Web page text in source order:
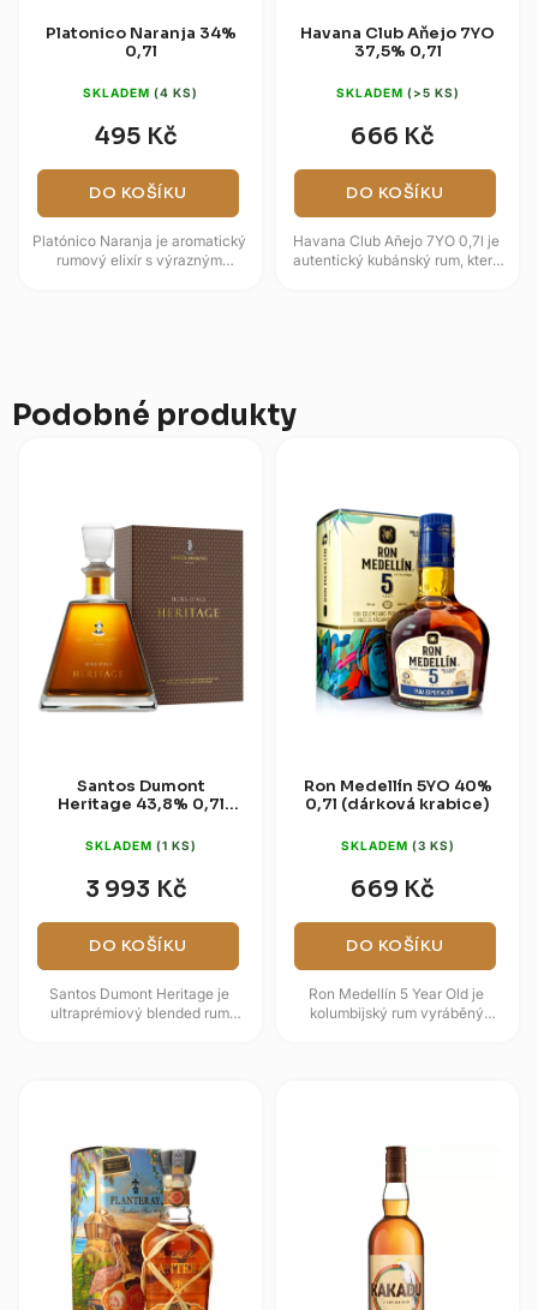
Platonico Naranja 34%
0,7l
SKLADEM (4 KS)
495 Kč
DO KOŠÍKU
Platónico Naranja je aromatický
rumový elixír s výrazným
Havana Club Aňejo 7YO
37,5% 0,7l
SKLADEM (>5 KS)
666 Kč
DO KOŠÍKU
Havana Club Añejo 7YO 0,7l je
autentický kubánský rum, který
Podobné produkty
Santos Dumont
Heritage 43,8% 0,7l
SKLADEM (1 KS)
3 993 Kč
DO KOŠÍKU
Santos Dumont Heritage je
ultraprémiový blended rum
Ron Medellín 5YO 40%
0,7l (dárková krabice)
SKLADEM (3 KS)
669 Kč
DO KOŠÍKU
Ron Medellín 5 Year Old je
kolumbijský rum vyráběný